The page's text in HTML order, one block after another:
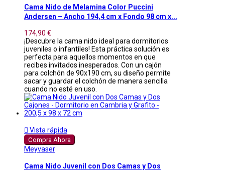
Cama Nido de Melamina Color Puccini
Andersen – Ancho 194,4 cm x Fondo 98 cm x...
174,90 €
¡Descubre la cama nido ideal para dormitorios
juveniles o infantiles! Esta práctica solución es
perfecta para aquellos momentos en que
recibes invitados inesperados. Con un cajón
para colchón de 90x190 cm, su diseño permite
sacar y guardar el colchón de manera sencilla
cuando no esté en uso.
 Vista rápida
Compra Ahora
Meyvaser
Cama Nido Juvenil con Dos Camas y Dos